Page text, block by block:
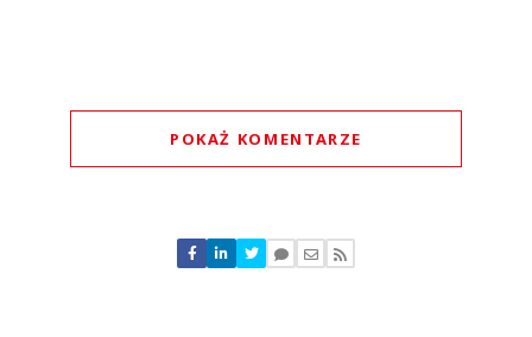
POKAŻ KOMENTARZE
Nie znaleziono komentarzy
Zostaw swoje komentarze